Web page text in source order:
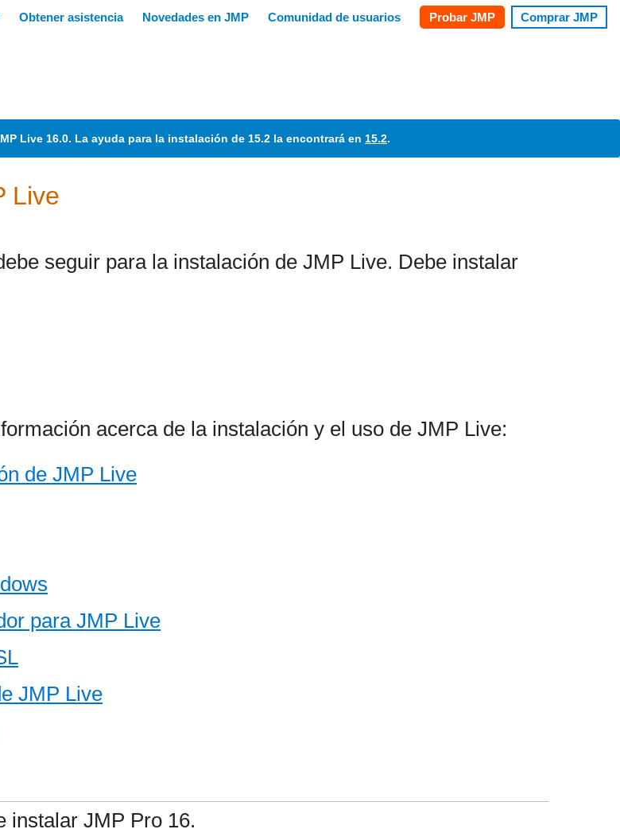
Live 16.0. La ayuda para la instalación de 15.2 la encontrará en 15.2.
Live
seguir para la instalación de JMP Live. Debe instalar
acerca de la instalación y el uso de JMP Live:
de JMP Live
para JMP Live
JMP Live
instalar JMP Pro 16.